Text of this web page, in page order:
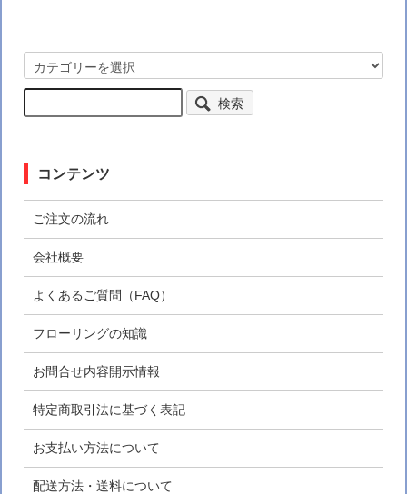
検索
コンテンツ
ご注文の流れ
会社概要
よくあるご質問（FAQ）
フローリングの知識
お問合せ内容開示情報
特定商取引法に基づく表記
お支払い方法について
配送方法・送料について